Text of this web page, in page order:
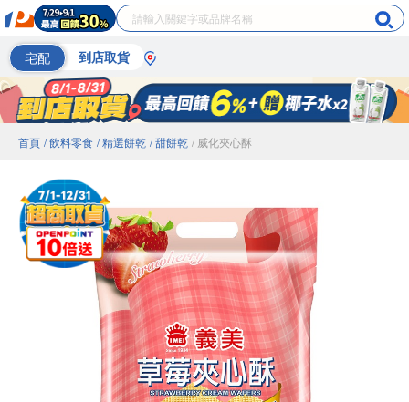
宅配 到店取貨
首頁 / 飲料零食 / 精選餅乾 / 甜餅乾 / 威化夾心酥